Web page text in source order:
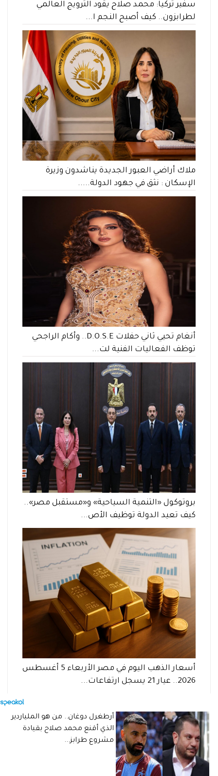
سفير تركيا: محمد صلاح يقود الترويج العالمي
لطرابزون.. كيف أصبح النجم ا...
ملاك أراضي العبور الجديدة يناشدون وزيرة
الإسكان : نثق في جهود الدولة.....
أنغام تحيي ثاني حفلات D.O.S.E.. وأكام الراجحي
توظف الفعاليات الفنية لت...
بروتوكول «التنمية السياحية» و«مستقبل مصر»..
كيف تعيد الدولة توظيف الأص...
أسعار الذهب اليوم في مصر الأربعاء 5 أغسطس
2026.. عيار 21 يسجل ارتفاعات...
الطرح الجديد للإسكان الاجتماعي الفئات غير المستحقة للإسكان الاجتماعي
المدن الجديدة حجز شقق الإسكان الاجتماعي
خطوات حجز شقق الإسكان الاجتماعي دعم التمويل العقاري
شارك
أرطغرل دوغان.. من هو الملياردير
الذي أقنع محمد صلاح بقيادة
مشروع طرابز...